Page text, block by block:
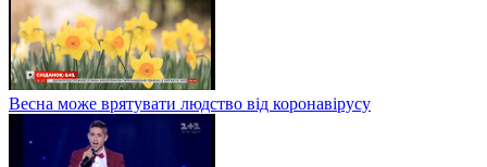
Весна може врятувати людство від коронавірусу